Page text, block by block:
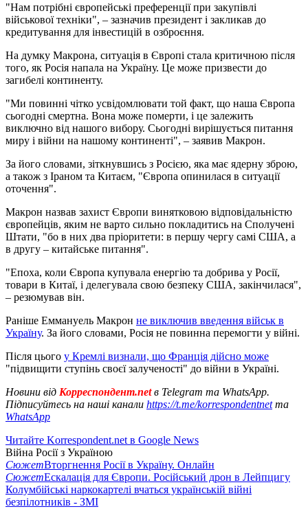
"Нам потрібні європейські преференції при закупівлі
військової техніки", – зазначив президент і закликав до
кредитування для інвестицій в озброєння.
На думку Макрона, ситуація в Європі стала критичною після
того, як Росія напала на Україну. Це може призвести до
загибелі континенту.
"Ми повинні чітко усвідомлювати той факт, що наша Європа
сьогодні смертна. Вона може померти, і це залежить
виключно від нашого вибору. Сьогодні вирішується питання
миру і війни на нашому континенті", – заявив Макрон.
За його словами, зіткнувшись з Росією, яка має ядерну зброю,
а також з Іраном та Китаєм, "Європа опинилася в ситуації
оточення".
Макрон назвав захист Європи винятковою відповідальністю
європейців, яким не варто сильно покладитись на Сполучені
Штати, "бо в них два пріоритети: в першу чергу самі США, а
в другу – китайське питання".
"Епоха, коли Європа купувала енергію та добрива у Росії,
товари в Китаї, і делегувала свою безпеку США, закінчилася",
– резюмував він.
Раніше Еммануель Макрон не виключив введення військ в
Україну. За його словами, Росія не повинна перемогти у війні.
Після цього у Кремлі визнали, що Франція дійсно може
"підвищити ступінь своєї залученості" до війни в Україні.
Новини від Корреспондент.netв Telegram та WhatsApp.
Підписуйтесь на наші канали https://t.me/korrespondentnetта
WhatsApp
Читайте Korrespondent.net в Google News
Війна Росії з Україною
СюжетВторгнення Росії в Україну. Онлайн
СюжетЕскалація для Європи. Російський дрон в Лейпцигу
Колумбійські наркокартелі вчаться українській війні
безпілотників - ЗМІ